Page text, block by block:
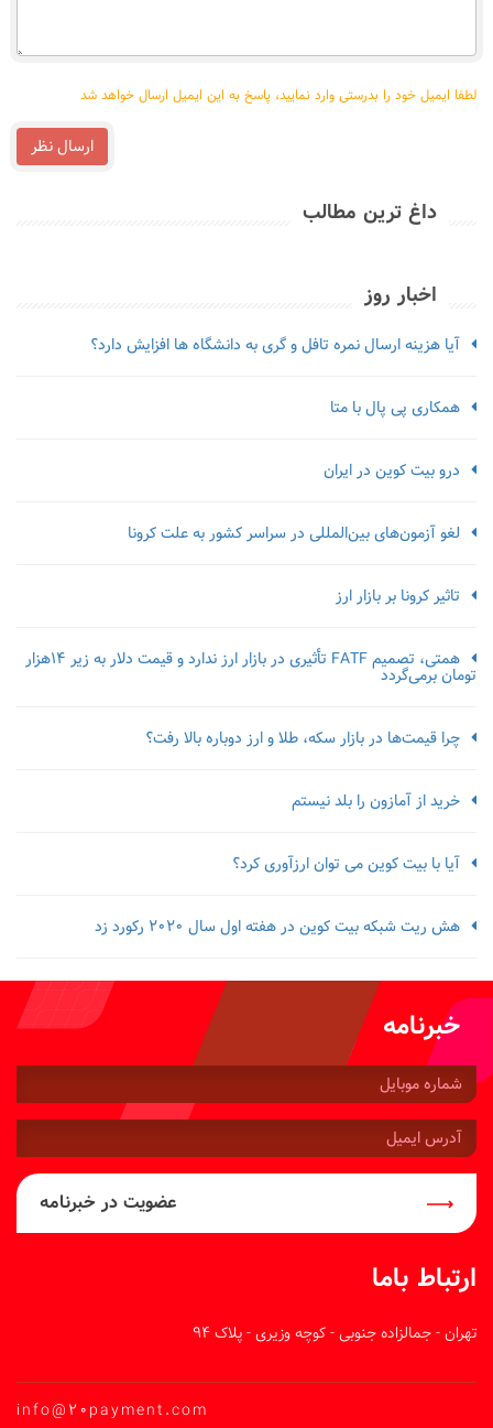
لطفا ایمیل خود را بدرستی وارد نمایید، پاسخ به این ایمیل ارسال خواهد شد
ارسال نظر
داغ ترین مطالب
اخبار روز
آیا هزینه ارسال نمره تافل و گری به دانشگاه ها افزایش دارد؟
همکاری پی پال با متا
درو بیت کوین در ایران
لغو آزمون‌‌های بین‌المللی در سراسر کشور به علت کرونا
تاثیر کرونا بر بازار ارز
همتی، تصمیم FATF تأثیری در بازار ارز ندارد و قیمت دلار به زیر ۱۴هزار
تومان برمی‌گردد
چرا قیمت‌ها در بازار سکه، طلا و ارز دوباره بالا رفت؟
خرید از آمازون را بلد نیستم
آیا با بیت کوین می توان ارزآوری کرد؟
هش ریت شبکه بیت کوین در هفته اول سال 2020 رکورد زد
خبرنامه
شماره
موبایل:
آدرس
ایمیل:
عضویت در خبرنامه
ارتباط باما
تهران - جمالزاده جنوبی - کوچه وزیری - پلاک 94
info@20payment.com